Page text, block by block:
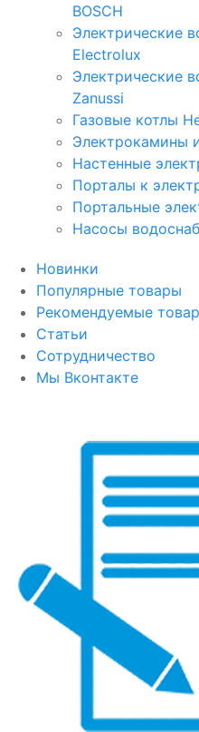
BOSCH
Электрические
Electrolux
Электрические
Zanussi
Газовые котлы
Электрокамины
Настенные
Порталы к
Портальные
Насосы
Новинки
Популярные товары
Рекомендуемые
Статьи
Сотрудничество
Мы Вконтакте